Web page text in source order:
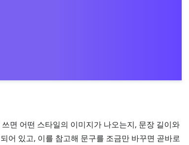
면 어떤 스타일의 이미지가 나오는지, 문장 길이와
어 있고, 이를 참고해 문구를 조금만 바꾸면 곧바로